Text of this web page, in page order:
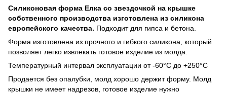
Силиконовая форма Елка со звездочкой на крышке
собственного производства изготовлена из силикона
европейского качества. Подходит для гипса и бетона.
Форма изготовлена из прочного и гибкого силикона, который
позволяет легко извлекать готовое изделие из молда.
Температурный интервал эксплуатации от -60°C до +250°C
Продается без опалубки, молд хорошо держит форму. Молд
крышки не имеет надрезов, готовое изделие нужно